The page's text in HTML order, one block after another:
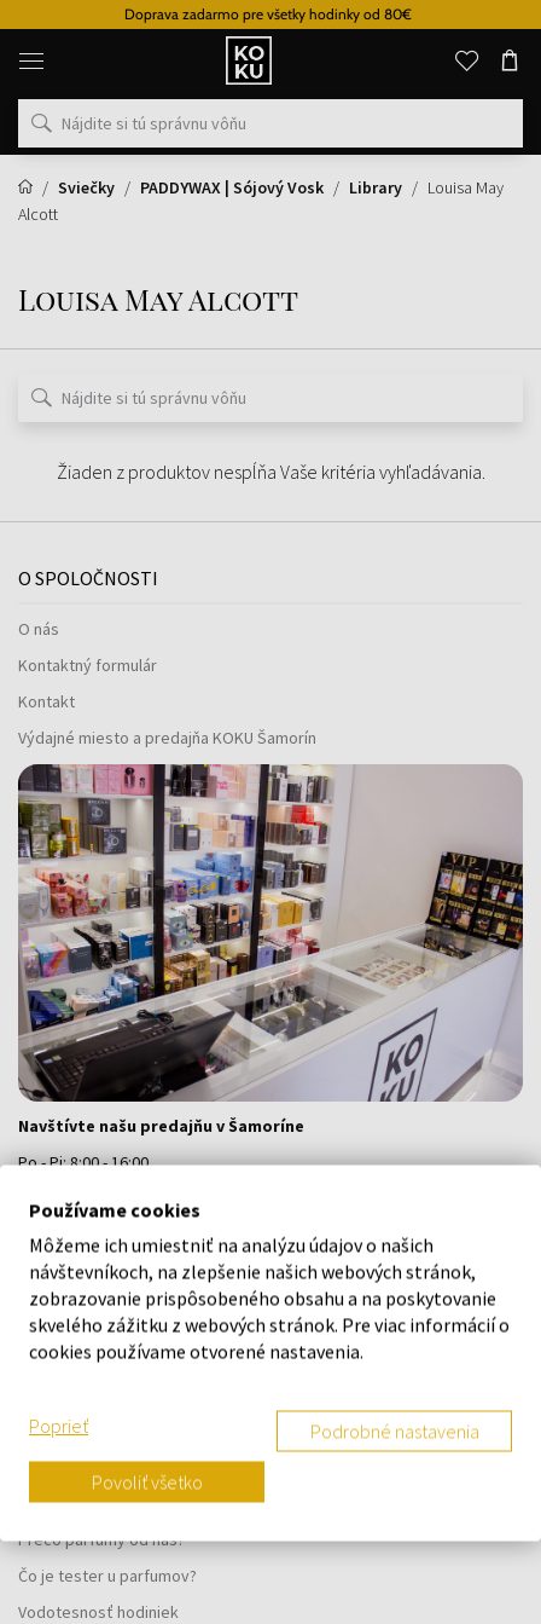
Doprava zadarmo pre všetky hodinky od 80€
Originálne
parfémy
hodinky
na
mieste
Sviečky
PADDYWAX | Sójový Vosk Library
Louisa May
Alcott
Louisa May Alcott
Žiaden z produktov nespĺňa Vaše kritéria vyhľadávania.
O SPOLOČNOSTI
O nás
Kontaktný formulár
Kontakt
Výdajné miesto a predajňa KOKU Šamorín
Navštívte našu predajňu v Šamoríne
Po - Pi: 8:00 - 16:00
Na Bratislavskej 64/76, Šamorín, 931 01
VŠETKO O NÁKUPE
Vernostný systém
Všeobecné obchodné podmienky
Reklamačný formulár
Spôsob doručenia
Kedy obdržím objednaný tovar?
Prečo parfumy od nás?
Čo je tester u parfumov?
Vodotesnosť hodiniek
Používame cookies
Môžeme ich umiestniť na analýzu údajov o našich
návštevníkoch, na zlepšenie našich webových stránok,
zobrazovanie prispôsobeného obsahu a na poskytovanie
skvelého zážitku z webových stránok. Pre viac informácií o
cookies používame otvorené nastavenia.
Poprieť Podrobné nastavenia
Povoliť všetko